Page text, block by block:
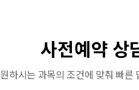
사전예약 상
원하시는 과목의 조건에 맞춰 빠른